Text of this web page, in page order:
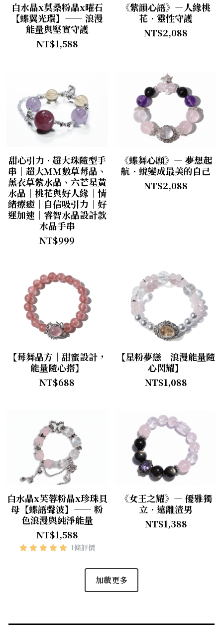
白水晶x莫桑粉晶x曜石
【蝶翼光環】—— 浪漫
能量與堅實守護
NT$1,588
《紫韻心語》—人緣桃
花．靈性守護
NT$2,088
甜心引力 · 超大珠隨型手
串｜超大MM數草莓晶、
薰衣草紫水晶、六芒星黃
水晶｜桃花與好人緣｜情
緒療癒｜自信吸引力｜好
運加速｜睿智水晶設計款
水晶手串
NT$999
《蝶舞心願》— 夢想起
航．蛻變成最美的自己
NT$2,088
【莓舞晶方｜甜蜜設計，
能量隨心搭】
NT$688
【星粉夢戀｜浪漫能量隨
心閃耀】
NT$1,088
白水晶x芙蓉粉晶x珍珠貝
母【蝶語聲波】—— 粉
色浪漫與純淨能量
NT$1,588
1條評價
《女王之耀》— 優雅獨
立．遠離渣男
NT$1,388
加載更多